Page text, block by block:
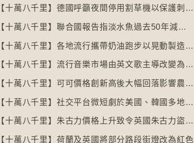
【十萬八千里】德國呼籲夜間停用割草機以保護刺蝟等動物
【十萬八千里】聯合國報告指淡水魚過去50年減少逾八成
【十萬八千里】各地流行攜帶奶油跑步以晃動製造新鮮牛油
【十萬八千里】流行音樂市場由英文歌主導改變為多國語言歌曲
【十萬八千里】可可價格創新高後大幅回落影響農民生計
【十萬八千里】社交平台微短劇於美國、韓國多地掀熱潮
【十萬八千里】朱古力價格上升致令英國朱古力盜竊案高升
【十萬八千里】荷蘭及英國將部分路段街燈改為紅色